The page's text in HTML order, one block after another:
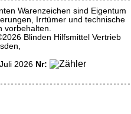
Warenzeichen sind Eigentum
Irrtümer und technische
vorbehalten.
Blinden Hilfsmittel Vertrieb
2026 Nr: